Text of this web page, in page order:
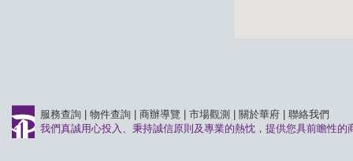
服務查詢 物件查詢 商辦導覽 市場觀測 關於華府
聯絡我們
我們真誠用心投入、秉持誠信原則及專業的熱忱，提供您具前瞻性的